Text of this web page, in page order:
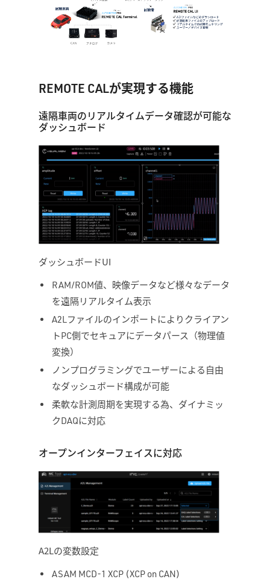
REMOTE CALが実現する機能
遠隔車両のリアルタイムデータ確認が可能な
ダッシュボード
ダッシュボードUI
RAM/ROM値、映像データなど様々なデータ
を遠隔リアルタイム表示
A2Lファイルのインポートによりクライアン
トPC側でセキュアにデータパース（物理値
変換）
ノンプログラミングでユーザーによる自由
なダッシュボード構成が可能
柔軟な計測周期を実現する為、ダイナミッ
クDAQに対応
オープンインターフェイスに対応
A2Lの変数設定
ASAM MCD-1 XCP (XCP on CAN)